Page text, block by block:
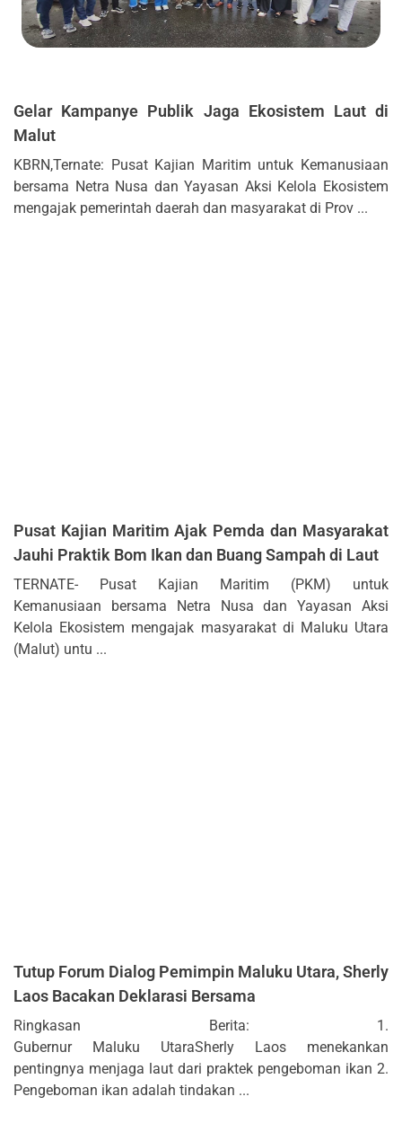
Gelar Kampanye Publik Jaga Ekosistem Laut di
Malut
KBRN,Ternate: Pusat Kajian Maritim untuk Kemanusiaan
bersama Netra Nusa dan Yayasan Aksi Kelola Ekosistem
mengajak pemerintah daerah dan masyarakat di Prov ...
Pusat Kajian Maritim Ajak Pemda dan Masyarakat
Jauhi Praktik Bom Ikan dan Buang Sampah di Laut
TERNATE- Pusat Kajian Maritim (PKM) untuk
Kemanusiaan bersama Netra Nusa dan Yayasan Aksi
Kelola Ekosistem mengajak masyarakat di Maluku Utara
(Malut) untu ...
Tutup Forum Dialog Pemimpin Maluku Utara, Sherly
Laos Bacakan Deklarasi Bersama
Ringkasan Berita: 1.
Gubernur Maluku UtaraSherly Laos menekankan
pentingnya menjaga laut dari praktek pengeboman ikan 2.
Pengeboman ikan adalah tindakan ...